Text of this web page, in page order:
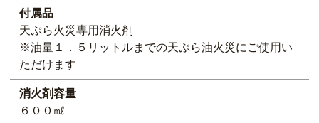
付属品
天ぷら火災専用消火剤
※油量１．５リットルまでの天ぷら油火災にご使用い
ただけます
消火剤容量
６００㎖